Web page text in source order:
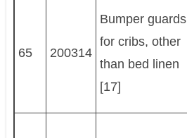
65 200314
Bumper guards
for cribs, other
than bed linen
[17]